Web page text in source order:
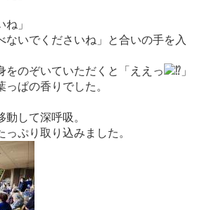
ね」
ないでくださいね」と合いの手を入
をのぞいていただくと「ええっ
」
ぱの香りでした。
して深呼吸。
ぷり取り込みました。